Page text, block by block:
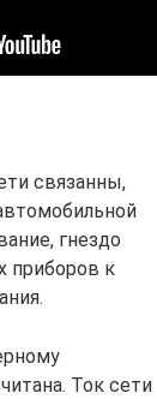
связанны,
гнездо
приборов к
Ток сети